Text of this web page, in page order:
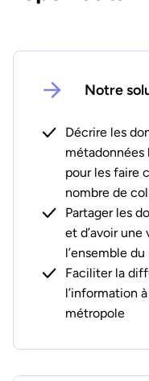
Notre
Décrire les
métadonnées
pour les faire
nombre de
Partager les
et d’avoir
l’ensemble
Faciliter la
l’information
métropole